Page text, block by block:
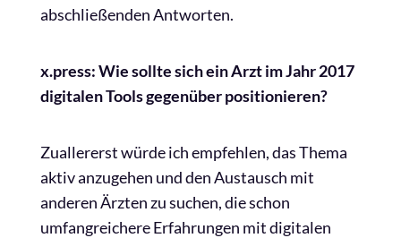
abschließenden Antworten.
x.press: Wie sollte sich ein Arzt im Jahr 2017
digitalen Tools gegenüber positionieren?
Zuallererst würde ich empfehlen, das Thema
aktiv anzugehen und den Austausch mit
anderen Ärzten zu suchen, die schon
umfangreichere Erfahrungen mit digitalen